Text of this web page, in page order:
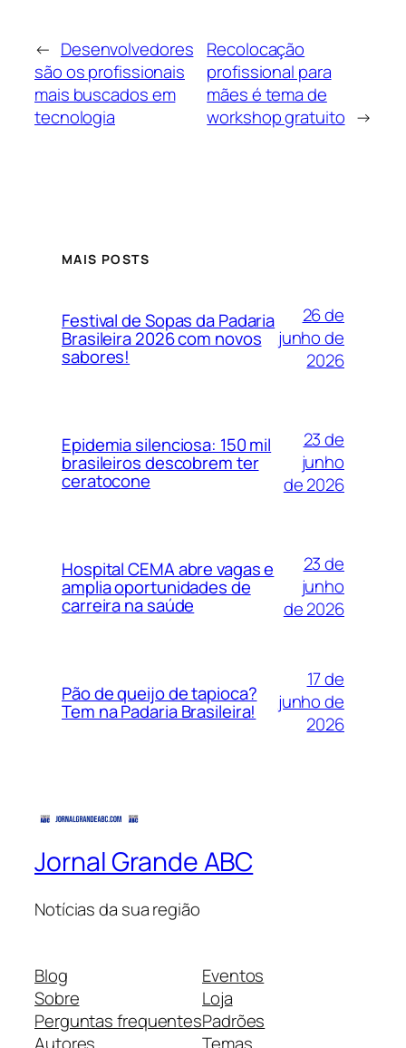
← Desenvolvedores
são os profissionais
mais buscados em
tecnologia
Recolocação
profissional para
mães é tema de
workshop gratuito →
MAIS POSTS
Festival de Sopas da Padaria
Brasileira 2026 com novos
sabores!
26 de
junho de
2026
Epidemia silenciosa: 150 mil
brasileiros descobrem ter
ceratocone
23 de
junho
de 2026
Hospital CEMA abre vagas e
amplia oportunidades de
carreira na saúde
23 de
junho
de 2026
Pão de queijo de tapioca?
Tem na Padaria Brasileira!
17 de
junho de
2026
Jornal Grande ABC
Notícias da sua região
Blog
Sobre
Perguntas frequentes
Eventos
Loja
Padrões